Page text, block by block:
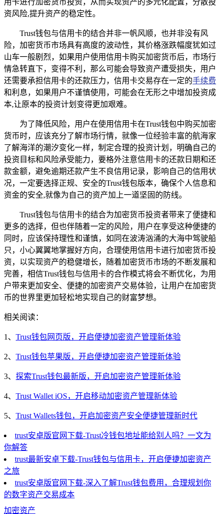
资风险,提升资产的稳定性。
Trust钱包与信用卡的结合并非一帆风顺，也并非没有风
险，加密货币市场具有高度的波动性，其价格涨跌幅度犹如过
山车一般剧烈，如果用户使用信用卡购买加密货币后，市场行
情急转直下，变得不利，那么可能会导致资产遭受损失，用户
还需要承担信用卡的还款压力，信用卡交易存在一定的手续费
和利息，如果用户不谨慎使用，可能会在无形之中增加投资成
本,让原本的投资计划变得更加艰难。
为了降低风险，用户在使用信用卡在Trust钱包中购买加密
货币时，应该充分了解市场行情，就像一位经验丰富的航海家
了解海洋的潮汐变化一样，制定合理的投资计划，明确自己的
投资目标和风险承受能力，要格外注意信用卡的还款日期和还
款金额，避免逾期还款产生不良信用记录，影响自己的信用状
况，一定要选择正规、安全的Trust钱包版本，确保个人信息和
资金的安全,就像为自己的资产加上一道坚固的防线。
Trust钱包与信用卡的结合为加密货币投资者带来了便捷和
更多的选择，但也伴随着一定的风险，用户在享受这种便捷的
同时，应该保持理性和谨慎，如同在波涛汹涌的大海中驾驶船
只，小心翼翼地掌握好方向，合理使用信用卡进行加密货币投
资，以实现资产的稳健增长，随着加密货币市场的不断发展和
完善，相信Trust钱包与信用卡的合作模式将会不断优化，为用
户带来更加安全、便捷的加密资产交易体验，让用户在加密货
币的世界里更加轻松地实现自己的财富梦想。
相关阅读：
1、 Trust钱包网页版，开启便捷加密资产管理新体验
2、 Trust钱包苹果版，开启便捷加密资产管理新体验
3、 探索Trust钱包最新版，开启加密资产管理新体验
4、 Trust Wallet iOS，开启移动加密资产管理新体验
5、 Trust Wallets钱包，开启加密资产安全便捷管理新时代
trust安卓版官网下载-Trust冷钱包地址能给别人吗？一文为
你解答
trust最新安卓下载-Trust钱包与信用卡，开启便捷加密资产
之旅
trust安卓版官网下载-深入了解Trust钱包费用，合理规划你
的数字资产交易成本
加密资产